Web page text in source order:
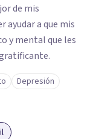
de mis
ayudar a que mis
y mental que les
Depresión